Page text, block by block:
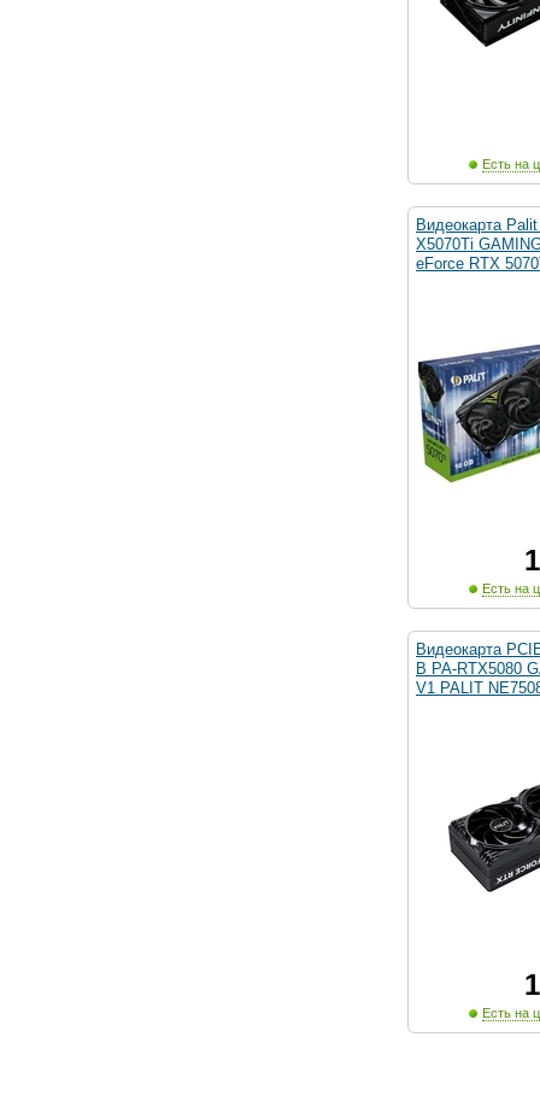
Есть на
Видеокарта
X5070Ti
eForce RTX
Есть на
Видеокарта
B PA-RTX5080
V1 PALIT
Есть на